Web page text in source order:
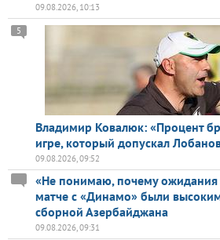
09.08.2026, 10:13
Владимир Ковалюк: «Процент
игре, который допускал
5
09.08.2026, 09:52
«Не понимаю, почему ожидания
матче с «Динамо» были
сборной Азербайджана
09.08.2026, 09:31